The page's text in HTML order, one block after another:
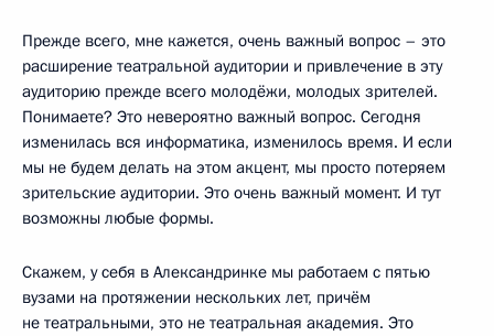
Прежде всего, мне кажется, очень важный вопрос – это
расширение театральной аудитории и привлечение в эту
аудиторию прежде всего молодёжи, молодых зрителей.
Понимаете? Это невероятно важный вопрос. Сегодня
изменилась вся информатика, изменилось время. И если
мы не будем делать на этом акцент, мы просто потеряем
зрительские аудитории. Это очень важный момент. И тут
возможны любые формы.
Скажем, у себя в Александринке мы работаем с пятью
вузами на протяжении нескольких лет, причём
не театральными, это не театральная академия. Это